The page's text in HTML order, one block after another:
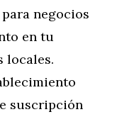
negocios
en tu
locales.
suscripción